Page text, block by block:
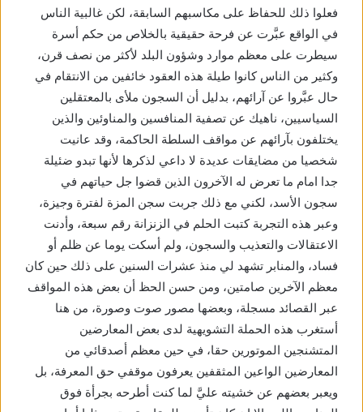
فعلوا ذلك للحفاظ على مكاسبهم السابقة، لكن غالبية الناس
في الواقع عبَّرت عن فرحة حقيقية بالخلاص من حكم أسرة
سيطرت على معظم موارد وشؤون البلد لأكثر من نصف قرن،
وكثير من الناس كانوا طيلة هذه العقود خائفين من الانتقام في
حال عبَّروا عن آرائهم، بدليل أن السجون ملأى بالمعتقلين
السياسيين، ناهيك عن تصفية المنافسين والمناوئين والذين
يختلفون بآرائهم عن مواقف السلطة الحاكمة، وقد عانيت
شخصيا من مضايقات عديدة لا داعي لذكرها لأنها تبدو ضئيلة
جدا امام ما تعرض له الآخرون الذين قضوا جل حياتهم في
سجون الأسد، لكني مع ذلك جربت سجن المزة لفترة وجيزة،
وعبر هذه التجربة كتبت الحلم في الزنزانة رقم سبعة، وأدنت
الاعتقالات والتعذيب والسجون، ولم أسكت يوما عن ظلم أو
فساد، والمنابر تشهد لي منذ عشرات السنين على ذلك حين كان
معظم الآخرين صامتين، ومن حسن الحظ أن بعض هذه المواقف
عبر القصائد مسجلة، وبعضها مصور صوت وصورة، من هنا
أستغرب هذه الحملة التشويهية لدى بعض المعارضين
المتشنجين الموتورين حقا، في حين معظم أصدقائي من
المعارضين الواعين المثقفين يعرفون موقفي حق المعرفة، بل
ويعبر بعضهم عن خشيته عليَّ لما كنت أطرحه بجرأة فوق